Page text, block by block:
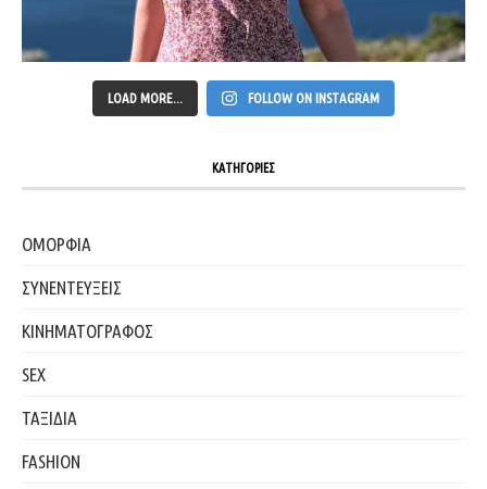
LOAD MORE... FOLLOW ON INSTAGRAM
ΚΑΤΗΓΟΡΙΕΣ
ΟΜΟΡΦΙΑ
ΣΥΝΕΝΤΕΥΞΕΙΣ
ΚΙΝΗΜΑΤΟΓΡΑΦΟΣ
SEX
ΤΑΞΙΔΙΑ
FASHION